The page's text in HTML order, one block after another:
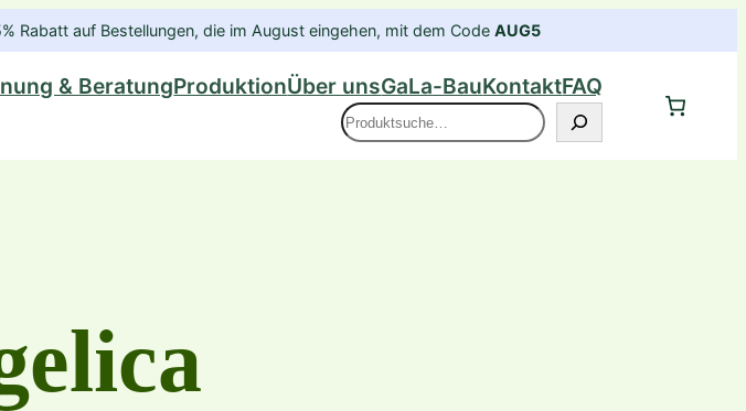
Rabatt auf Bestellungen, die im August eingehen, mit dem Code AUG5
& BeratungProduktionÜber unsGaLa-BauKontaktFAQ
Suche